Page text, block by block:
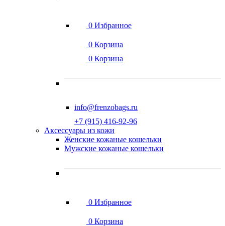
0 Избранное
0 Корзина
0 Корзина
info@frenzobags.ru
‭+7 (915) 416-92-96
Аксессуары из кожи
Женские кожаные кошельки
Мужские кожаные кошельки
0 Избранное
0 Корзина